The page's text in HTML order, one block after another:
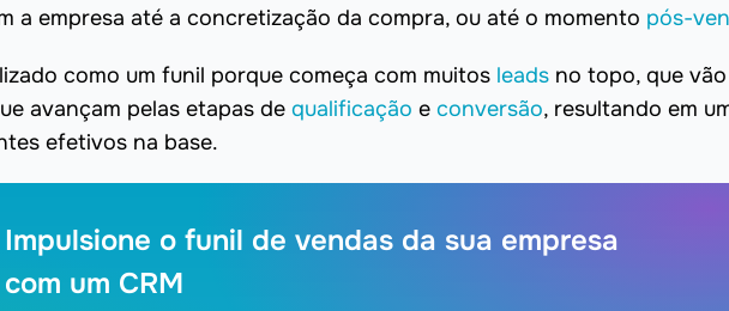
a empresa até a concretização da compra, ou até o momento pós-
como um funil porque começa com muitos leads no topo, que
avançam pelas etapas de qualificação e conversão, resultando em
efetivos na base.
Impulsione o funil de vendas da sua empresa
com um CRM